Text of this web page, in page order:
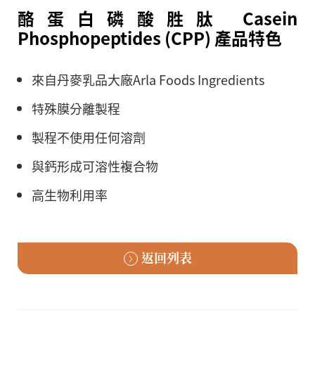
酪蛋白磷酸胜肽 Casein
Phosphopeptides (CPP) 產品特色
來自丹麥乳品大廠Arla Foods Ingredients
特殊膜分離製程
製程不使用任何溶劑
與鈣形成可溶性複合物
高生物利用率
返回列表